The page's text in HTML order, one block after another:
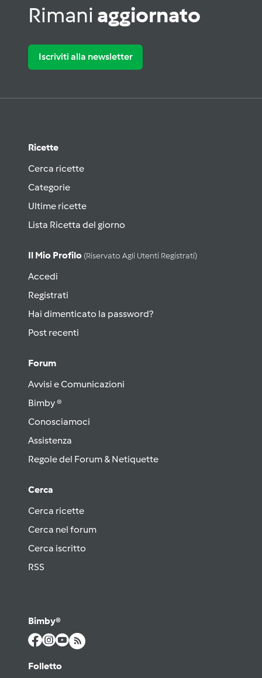
Rimani aggiornato
Iscriviti alla newsletter
Ricette
Cerca ricette
Categorie
Ultime ricette
Lista Ricetta del giorno
Il Mio Profilo (riservato Agli Utenti Registrati)
Accedi
Registrati
Hai dimenticato la password?
Post recenti
Forum
Avvisi e Comunicazioni
Bimby ®
Conosciamoci
Assistenza
Regole del Forum & Netiquette
Cerca
Cerca ricette
Cerca nel forum
Cerca iscritto
RSS
Bimby®
Folletto